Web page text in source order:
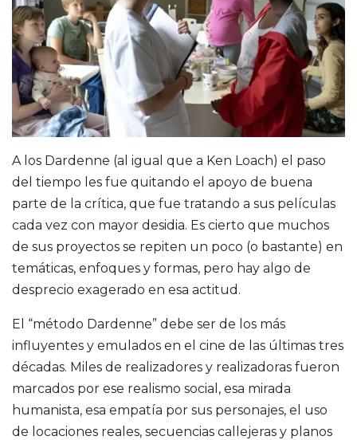
A los Dardenne (al igual que a Ken Loach) el paso
del tiempo les fue quitando el apoyo de buena
parte de la crítica, que fue tratando a sus películas
cada vez con mayor desidia. Es cierto que muchos
de sus proyectos se repiten un poco (o bastante) en
temáticas, enfoques y formas, pero hay algo de
desprecio exagerado en esa actitud.
El “método Dardenne” debe ser de los más
influyentes y emulados en el cine de las últimas tres
décadas. Miles de realizadores y realizadoras fueron
marcados por ese realismo social, esa mirada
humanista, esa empatía por sus personajes, el uso
de locaciones reales, secuencias callejeras y planos